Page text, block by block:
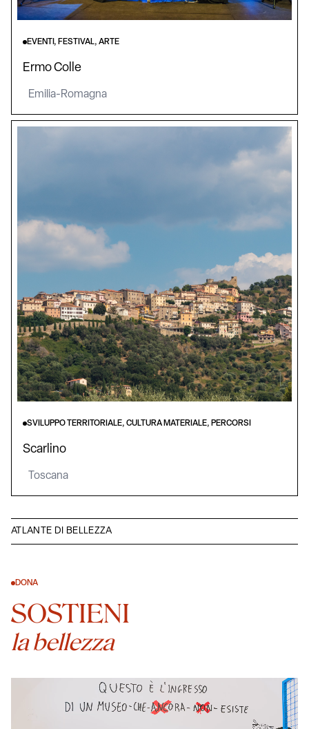
ATLANTE DI BELLEZZA
EVENTI, FESTIVAL, ARTE
Ermo Colle
Emilia-Romagna
SVILUPPO TERRITORIALE, CULTURA MATERIALE, PERCORSI
Scarlino
Toscana
DONA
SOSTIENI
la bellezza